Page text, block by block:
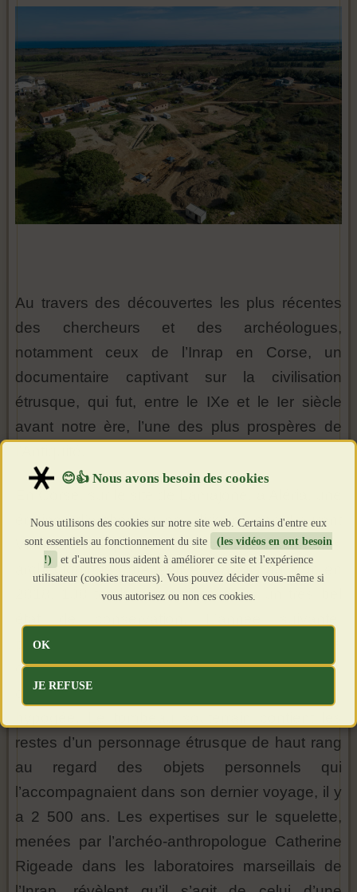
Au travers des découvertes les plus récentes
des chercheurs et des archéologues,
notamment ceux de l’Inrap en Corse, un
documentaire captivant sur la civilisation
étrusque, qui fut, entre le IXe et le Ier siècle
avant notre ère, l’une des plus prospères de
En Corse, sur le site de Lamajone, à Aléria, une
équipe d’archéologues dirigée par Laurent
Vidal, de l’Inrap (Institut national de recherches
archéologiques préventives), a mis au jour, en
2018, 130 tombes romaines dans un très bel
poursuivant leurs fouilles sous la nécropole, ils
exhument une sépulture présentant une
configuration totalement différente : un
restes d’un personnage étrusque de haut rang
au regard des objets personnels qui
l’accompagnaient dans son dernier voyage, il y
a 2 500 ans. Les expertises sur le squelette,
menées par l’archéo-anthropologue Catherine
Rigeade dans les laboratoires marseillais de
Nous utilisons des cookies sur notre site web. Certains d'entre eux
sont essentiels au fonctionnement du site
(les vidéos en ont besoin
!)
et d'autres nous aident à améliorer ce site et l'expérience
utilisateur (cookies traceurs). Vous pouvez décider vous-même si
vous autorisez ou non ces cookies.
OK
JE REFUSE